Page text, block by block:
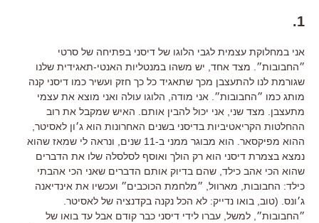
1.
אני במחלוקת עצמית לגבי הלוגו של דיסני בפתיחה של סרטי
״החבובות״. מצד אחד, יש משהו במנטליות האנטי-תאגידית שלנו
שגורמת לנו להתעצבן מכך שתאגיד כל כך חזק ועשיר כמו דיסני קנה
מותג כמו ״החבובות״. אני מודה, הלוגו עולה ואני מוצא את עצמי
מתעצבן. מצד שני, אני יכול להבין אותם. האיש שמקבל את רוב
ההחלטות הקריאטיביות בדיסני בשנים האחרונות הוא ג׳ון לאסיטר,
ההוא מפיקסאר. הוא מבוגר ממני ב-11 שנים, ונראה לי שמאז שהוא
נמצא בצמרת דיסני הוא רק הולך ואוסף לסלסלה שלו את הדברים
שהוא הכי אהב כילד, שהם בדיוק אותם הדברים שאני הכי אהבתי
כילד: החבובות, מארוול, ״מלחמת הכוכבים״ ועכשיו את אינדיאנה
ג׳ונס. (טוב, בואו נדייק: לא הכל נקנה בקדנציה של לאסיטר.
״החבובות״, למשל, עברו לידי דיסני כבר קודם אבל עד בואו של